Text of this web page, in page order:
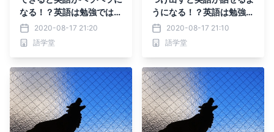
なる！？英語は勉強ではな
くアソビで上達する！
2020-08-17 21:20
語学堂
うになる！？英語は勉強で
はなくアソビで上達する！
2020-08-17 21:10
語学堂